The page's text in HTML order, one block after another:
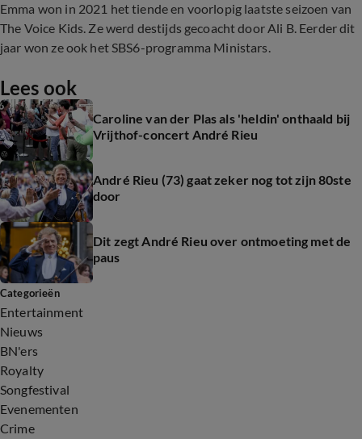
Emma won in 2021 het tiende en voorlopig laatste seizoen van
The Voice Kids. Ze werd destijds gecoacht door Ali B. Eerder dit
jaar won ze ook het SBS6-programma Ministars.
Lees ook
Caroline van der Plas als 'heldin' onthaald bij
Vrijthof-concert André Rieu
André Rieu (73) gaat zeker nog tot zijn 80ste
door
Dit zegt André Rieu over ontmoeting met de
paus
Categorieën
Entertainment
Nieuws
BN'ers
Royalty
Songfestival
Evenementen
Crime